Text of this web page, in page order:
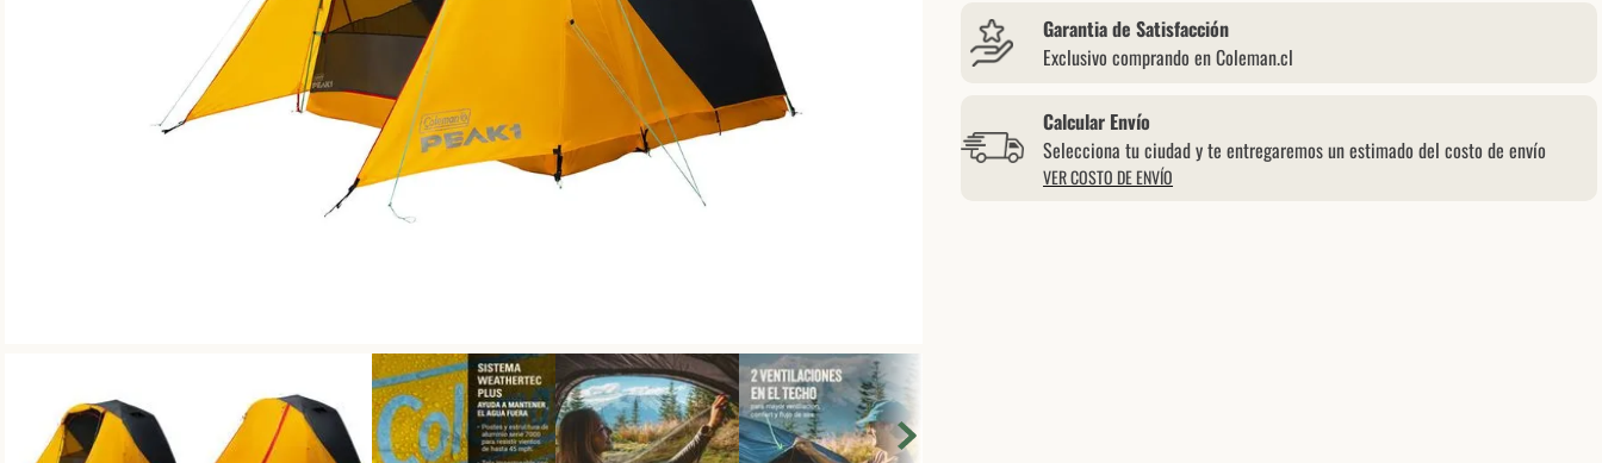
Garantia de Satisfacción
Exclusivo comprando en Coleman.cl
Calcular Envío
Selecciona tu ciudad y te entregaremos un estimado del costo de envío
VER COSTO DE ENVÍO